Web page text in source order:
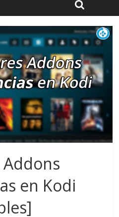
en Kodi